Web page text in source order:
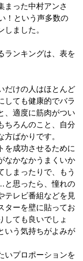
まった中村アンさ
！という声多数の
ました。
ランキングは、表を
だけの人はほとんど
しても健康的でバラ
、適度に筋肉がつい
ちろんのこと、自分
ばかりです。
を成功させるために
なかなかうまくいか
しまったりで、もう
と思ったら、憧れの
テレビ番組などを見
ターを壁に貼ってお
しても良いでしょ
いう気持ちがよみが
いプロポーションを